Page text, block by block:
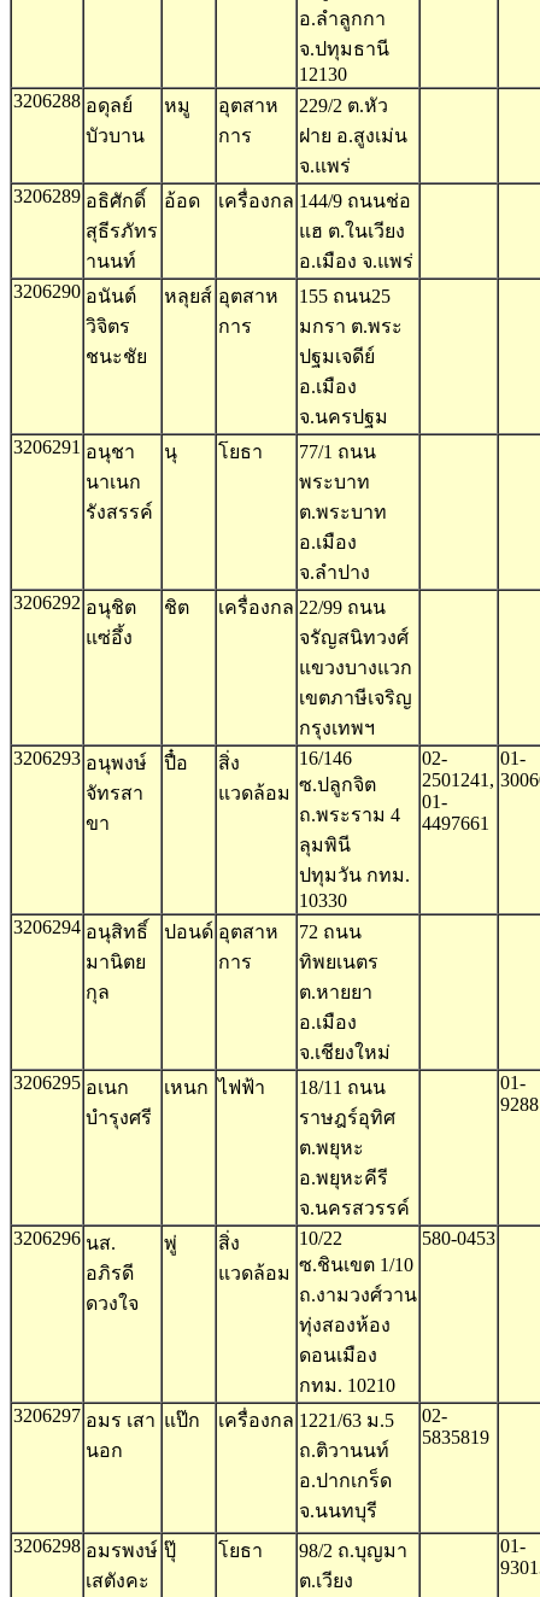
อ.ลำลูกกา
จ.ปทุมธานี
12130
3206288 อดุลย์
บัวบาน
หมู
อุตสาห
การ
229/2 ต.หัว
ฝาย อ.สูงเม่น
จ.แพร่
3206289 อธิศักดิ์
สุธีรภัทร
านนท์
อ้อด เครื่องกล 144/9 ถนนช่อ
แฮ ต.ในเวียง
อ.เมือง จ.แพร่
3206290 อนันต์
วิจิตร
ชนะชัย
หลุยส์ อุตสาห
การ
155 ถนน25
มกรา ต.พระ
ปฐมเจดีย์
อ.เมือง
จ.นครปฐม
3206291 อนุชา
นาเนก
รังสรรค์
นุ โยธา
77/1 ถนน
พระบาท
ต.พระบาท
อ.เมือง
จ.ลำปาง
3206292 อนุชิต
แซ่อึ้ง
ชิต เครื่องกล 22/99 ถนน
จรัญสนิทวงศ์
แขวงบางแวก
เขตภาษีเจริญ
กรุงเทพฯ
3206293 อนุพงษ์
จัทรสา
ขา
ปื๋อ
สิ่ง
แวดล้อม
16/146
ซ.ปลูกจิต
ถ.พระราม 4
ลุมพินี
ปทุมวัน กทม.
10330
02-
2501241,
01-
4497661
01-
3206294 อนุสิทธิ์
มานิตย
กุล
ปอนด์ อุตสาห
การ
72 ถนน
ทิพยเนตร
ต.หายยา
อ.เมือง
จ.เชียงใหม่
3206295 อเนก
บำรุงศรี
เหนก ไฟฟ้า
18/11 ถนน
ราษฎร์อุทิศ
ต.พยุหะ
อ.พยุหะคีรี
จ.นครสวรรค์
01-
3206296 นส.
อภิรดี
ดวงใจ
พู่
สิ่ง
แวดล้อม
10/22
ซ.ชินเขต 1/10
ถ.งามวงศ์วาน
ทุ่งสองห้อง
ดอนเมือง
กทม. 10210
580-0453
3206297 อมร เสา
นอก
แป๊ก เครื่องกล 1221/63 ม.5
ถ.ติวานนท์
อ.ปากเกร็ด
จ.นนทบุรี
02-
5835819
3206298 อมรพงษ์
เสตังคะ
ปุ๊ โยธา
98/2 ถ.บุญมา
ต.เวียง
01-